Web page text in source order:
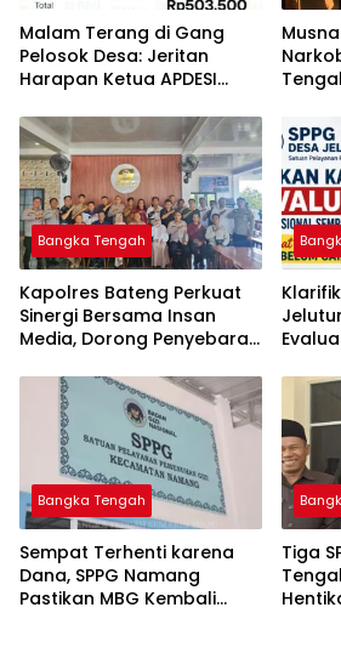
Malam Terang di Gang
Pelosok Desa: Jeritan
Harapan Ketua APDESI
Babel
Bangka Tengah
‎Kapolres Bateng Perkuat
Sinergi Bersama Insan
Media, Dorong Penyebaran
Layanan Polri 110
Dana
Bangka Tengah
‎Sempat Terhenti karena
Dana, SPPG Namang
Pastikan MBG Kembali
‎Tiga